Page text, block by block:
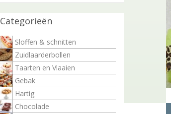
Categorieën
Sloffen & schnitten
Zuidlaarderbollen
Taarten en Vlaaien
Gebak
Hartig
Chocolade